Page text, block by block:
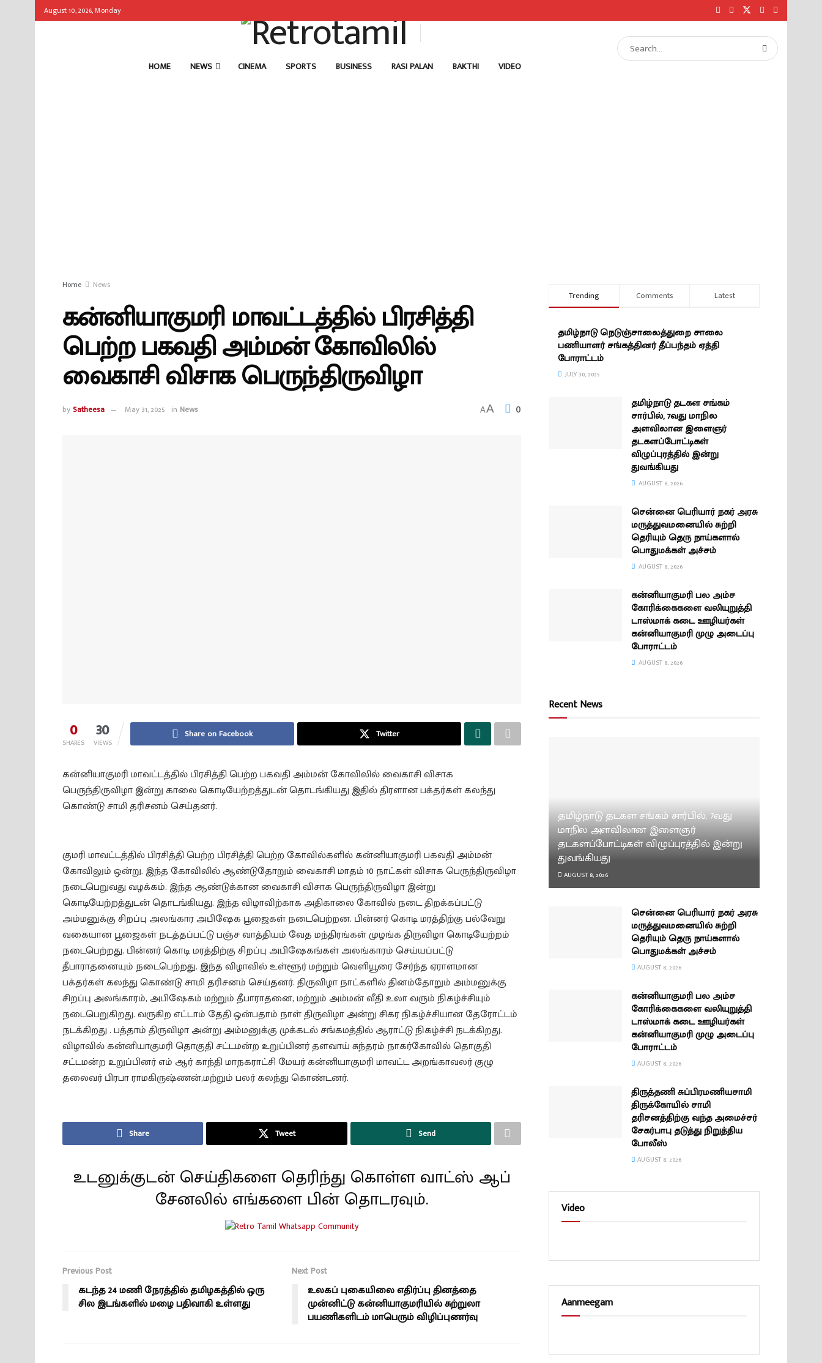
August 10, 2026, Monday
HOME NEWS CINEMA SPORTS BUSINESS RASI PALAN BAKTHI VIDEO
Home News
கன்னியாகுமரி மாவட்டத்தில் பிரசித்தி
பெற்ற பகவதி அம்மன் கோவிலில்
வைகாசி விசாக பெருந்திருவிழா
bySatheesa May 31, 2025 in News AA 0
0
SHARES 30
VIEWS
Share on Facebook Twitter
கன்னியாகுமரி மாவட்டத்தில் பிரசித்தி பெற்ற பகவதி அம்மன் கோவிலில் வைகாசி விசாக
பெருந்திருவிழா இன்று காலை கொடியேற்றத்துடன் தொடங்கியது இதில் திரளான பக்தர்கள் கலந்து
கொண்டு சாமி தரிசனம் செய்தனர்.
குமரி மாவட்டத்தில் பிரசித்தி பெற்ற பிரசித்தி பெற்ற கோவில்களில் கன்னியாகுமரி பகவதி அம்மன்
கோவிலும் ஒன்று. இந்த கோவிலில் ஆண்டுதோறும் வைகாசி மாதம் 10 நாட்கள் விசாக பெருந்திருவிழா
நடைபெறுவது வழக்கம். இந்த ஆண்டுக்கான வைகாசி விசாக பெருந்திருவிழா இன்று
கொடியேற்றத்துடன் தொடங்கியது. இந்த விழாவிற்காக அதிகாலை கோவில் நடை திறக்கப்பட்டு
அம்மனுக்கு சிறப்பு அலங்கார அபிஷேக பூஜைகள் நடைபெற்றன. பின்னர் கொடி மரத்திற்கு பல்வேறு
வகையான பூஜைகள் நடத்தப்பட்டு பஞ்ச வாத்தியம் வேத மந்திரங்கள் முழங்க திருவிழா கொடியேற்றம்
நடைபெற்றது. பின்னர் கொடி மரத்திற்கு சிறப்பு அபிஷேகங்கள் அலங்காரம் செய்யப்பட்டு
தீபாராதனையும் நடைபெற்றது. இந்த விழாவில் உள்ளூர் மற்றும் வெளியூரை சேர்ந்த ஏராளமான
பக்தர்கள் கலந்து கொண்டு சாமி தரிசனம் செய்தனர். திருவிழா நாட்களில் தினம்தோறும் அம்மனுக்கு
சிறப்பு அலங்காரம், அபிஷேகம் மற்றும் தீபாராதனை, மற்றும் அம்மன் வீதி உலா வரும் நிகழ்ச்சியும்
நடைபெறுகிறது. வருகிற எட்டாம் தேதி ஒன்பதாம் நாள் திருவிழா அன்று சிகர நிகழ்ச்சியான தேரோட்டம்
நடக்கிறது . பத்தாம் திருவிழா அன்று அம்மனுக்கு முக்கடல் சங்கமத்தில் ஆராட்டு நிகழ்ச்சி நடக்கிறது.
விழாவில் கன்னியாகுமரி தொகுதி சட்டமன்ற உறுப்பினர் தளவாய் சுந்தரம் நாகர்கோவில் தொகுதி
சட்டமன்ற உறுப்பினர் எம் ஆர் காந்தி மாநகராட்சி மேயர் கன்னியாகுமரி மாவட்ட அறங்காவலர் குழு
தலைவர் பிரபா ராமகிருஷ்ணன்,மற்றும் பலர் கலந்து கொண்டனர்.
Share Tweet Send
உடனுக்குடன் செய்திகளை தெரிந்து கொள்ள வாட்ஸ் ஆப்
சேனலில் எங்களை பின் தொடரவும்.
Previous Post
கடந்த 24 மணி நேரத்தில் தமிழகத்தில் ஒரு
சில இடங்களில் மழை பதிவாகி உள்ளது
Next Post
உலகப் புகையிலை எதிர்ப்பு தினத்தை
முன்னிட்டு கன்னியாகுமரியில் சுற்றுலா
பயணிகளிடம் மாபெரும் விழிப்புணர்வு
Trending Comments Latest
தமிழ்நாடு நெடுஞ்சாலைத்துறை சாலை
பணியாளர் சங்கத்தினர் தீப்பந்தம் ஏத்தி
போராட்டம்
JULY 30, 2025
தமிழ்நாடு தடகள சங்கம்
சார்பில், 7வது மாநில
அளவிலான இளைஞர்
தடகளப்போட்டிகள்
விழுப்புரத்தில் இன்று
துவங்கியது
AUGUST 8, 2026
சென்னை பெரியார் நகர் அரசு
மருத்துவமனையில் சுற்றி
தெரியும் தெரு நாய்களால்
பொதுமக்கள் அச்சம்
AUGUST 8, 2026
கன்னியாகுமரி பல அம்ச
கோரிக்கைகளை வலியுறுத்தி
டாஸ்மாக் கடை ஊழியர்கள்
கன்னியாகுமரி முழு அடைப்பு
போராட்டம்
AUGUST 8, 2026
Recent News
தமிழ்நாடு தடகள சங்கம் சார்பில், 7வது
மாநில அளவிலான இளைஞர்
தடகளப்போட்டிகள் விழுப்புரத்தில் இன்று
துவங்கியது
AUGUST 8, 2026
சென்னை பெரியார் நகர் அரசு
மருத்துவமனையில் சுற்றி
தெரியும் தெரு நாய்களால்
பொதுமக்கள் அச்சம்
AUGUST 8, 2026
கன்னியாகுமரி பல அம்ச
கோரிக்கைகளை வலியுறுத்தி
டாஸ்மாக் கடை ஊழியர்கள்
கன்னியாகுமரி முழு அடைப்பு
போராட்டம்
AUGUST 8, 2026
திருத்தணி சுப்பிரமணியசாமி
திருக்கோயில் சாமி
தரிசனத்திற்கு வந்த அமைச்சர்
சேகர்பாபு தடுத்து நிறுத்திய
போலீஸ்
AUGUST 8, 2026
Video
Aanmeegam